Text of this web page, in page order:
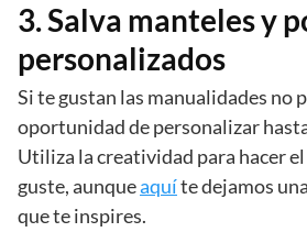
3. Salva manteles y
personalizados
Si te gustan las manualidades no
oportunidad de personalizar
Utiliza la creatividad para hacer
guste, aunqueaquíte dejamos
que te inspires.